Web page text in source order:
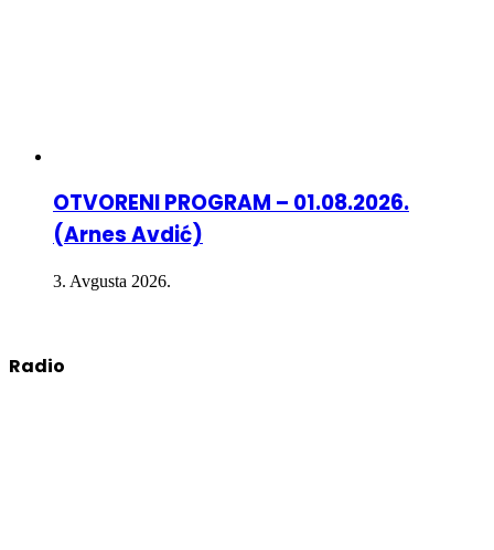
OTVORENI PROGRAM – 01.08.2026.
(Arnes Avdić)
3. Avgusta 2026.
Radio